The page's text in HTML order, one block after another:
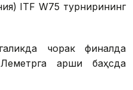
ITF W75 турнирининг
чорак финалда
қарши баҳсда